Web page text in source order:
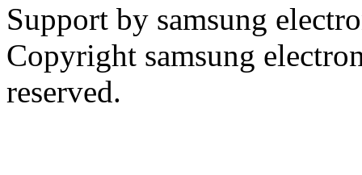
Support by samsung
Copyright samsung
reserved.